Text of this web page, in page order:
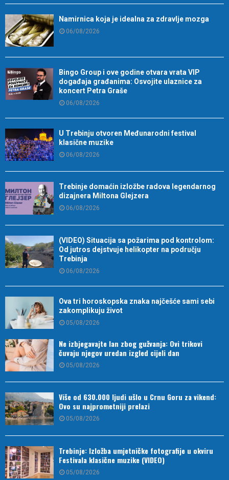
Namirnica koja je idealna za zdravlje mozga
06/08/2026
Bingo Group i ove godine otvara vrata VIP
događaja građanima: Osvojite ulaznice za
koncert Petra Graše
06/08/2026
U Trebinju otvoren Međunarodni festival
klasične muzike
06/08/2026
Trebinje domaćin izložbe radova legendarnog
dizajnera Miltona Glejzera
06/08/2026
(VIDEO) Situacija sa požarima pod kontrolom:
Od jutros dejstvuje helikopter na području
Trebinja
06/08/2026
Ova tri horoskopska znaka najčešće sami sebi
zakomplikuju život
05/08/2026
Ne izbjegavajte lan zbog gužvanja: Ovi trikovi
čuvaju njegov uredan izgled cijeli dan
05/08/2026
Više od 630.000 ljudi ušlo u Crnu Goru za vikend:
Ovo su najprometniji prelazi
05/08/2026
Trebinje: Izložba umjetničke fotografije u okviru
Festivala klasične muzike (VIDEO)
05/08/2026